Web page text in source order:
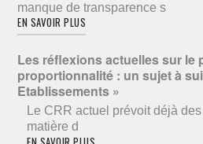
manque de transparence s
EN SAVOIR PLUS
Les réflexions actuelles sur le
proportionnalité : un sujet à
Etablissements »
Le CRR actuel prévoit déjà
matière d